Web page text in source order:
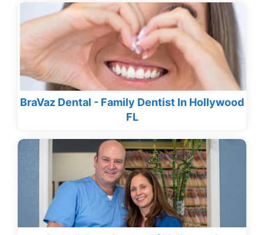
BraVaz Dental - Family Dentist In Hollywood
FL